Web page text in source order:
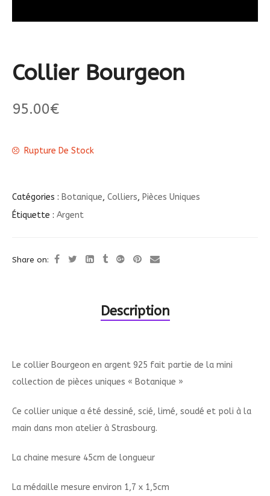
Collier Bourgeon
95.00€
Rupture De Stock
Catégories : Botanique, Colliers, Pièces Uniques
Étiquette : Argent
Share on:
Description
Le collier Bourgeon en argent 925 fait partie de la mini
collection de pièces uniques « Botanique »
Ce collier unique a été dessiné, scié, limé, soudé et poli à la
main dans mon atelier à Strasbourg.
La chaine mesure 45cm de longueur
La médaille mesure environ 1,7 x 1,5cm